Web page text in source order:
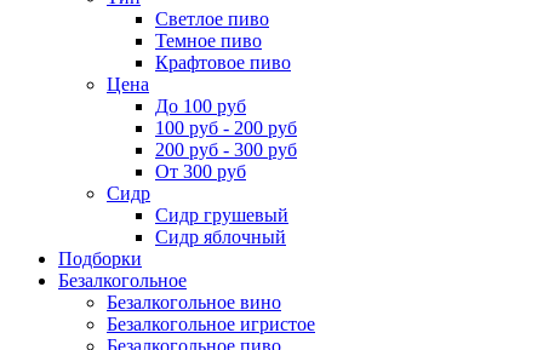
Светлое пиво
Темное пиво
Крафтовое пиво
Цена
До 100 руб
100 руб - 200 руб
200 руб - 300 руб
От 300 руб
Сидр
Сидр грушевый
Сидр яблочный
Подборки
Безалкогольное
Безалкогольное вино
Безалкогольное игристое
Безалкогольное пиво